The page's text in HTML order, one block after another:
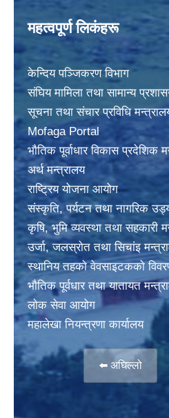
महत्वपूर्ण लिकंहरू
केन्दिय पञ्जिकरण विभाग
संघिय मामिला तथा सामान्य
सूचना तथा संचार प्रविधि
Mofaga Portal
भाैतिक पूर्वाधार विकास प्रदेशिक
अर्थ मन्त्रालय
राष्ट्रिय योजना आयोग
संस्कृति, पर्यटन तथा नागरिक
कृषि, भुमि व्यवस्था तथा सहकारी
उर्जा, जलस्राेत तथा सिचांइ
स्थानिय तहकाे वेवसाइटककाे
भाैतिक पूर्वधार तथा यातायत
लाेक सेवा आयोग
महालेखा नियन्त्रणा कार्यालय
⬅️ अघिल्लो